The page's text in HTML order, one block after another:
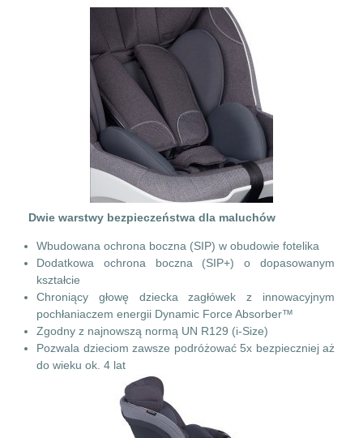
Dwie warstwy bezpieczeństwa dla maluchów
Wbudowana ochrona boczna (SIP) w obudowie fotelika
Dodatkowa ochrona boczna (SIP+) o dopasowanym
kształcie
Chroniący głowę dziecka zagłówek z innowacyjnym
pochłaniaczem energii Dynamic Force Absorber™
Zgodny z najnowszą normą UN R129 (i-Size)
Pozwala dzieciom zawsze podróżować 5x bezpieczniej aż
do wieku ok. 4 lat